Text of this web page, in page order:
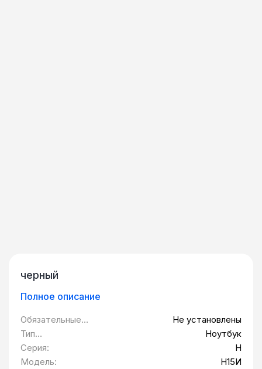
черный
Полное описание
Обязательные
программы
предустановлены
:
Не установлены
Тип
оборудования:
Ноутбук
Серия:
H
Модель:
Н15И